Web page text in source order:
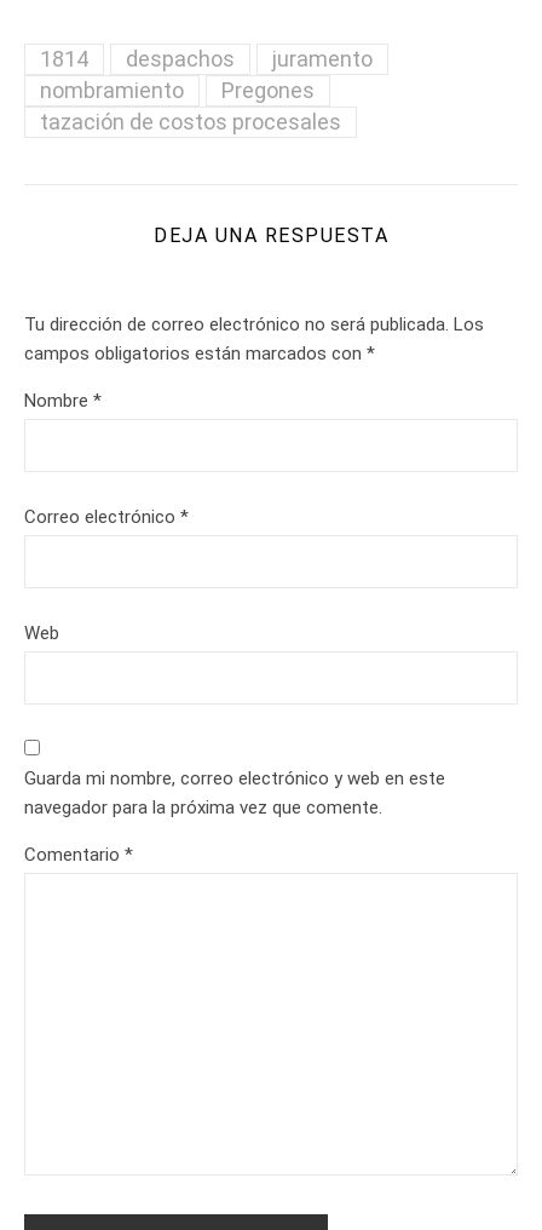
1814 despachos
juramento
nombramiento
Pregones
tazación de costos procesales
DEJA UNA RESPUESTA
Tu dirección de correo electrónico no será publicada. Los
campos obligatorios están marcados con *
Nombre *
Correo electrónico *
Web
Guarda mi nombre, correo electrónico y web en este
navegador para la próxima vez que comente.
Comentario *